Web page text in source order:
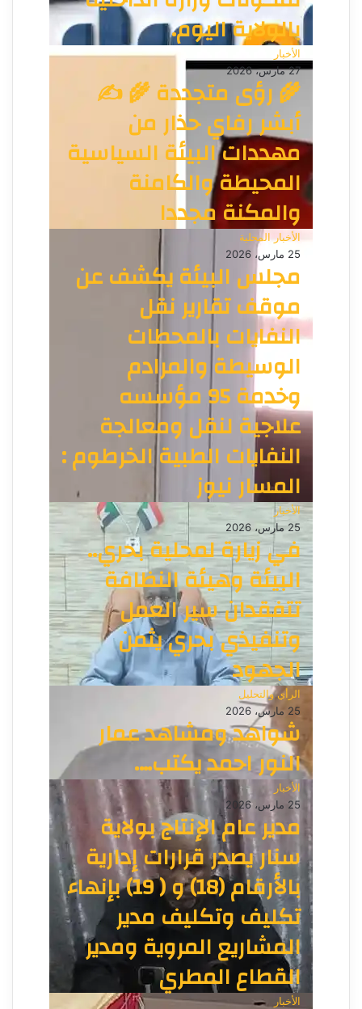
بالولاية اليوم.
الأخبار
27 مارس، 2026
🌾 رؤى متجددة 🌾 ✍️
أبشر رفاي حذار من
مهددات البيئة السياسية
المحيطة والكامنة
والمكنة مجددا
الأخبار المحلية
25 مارس، 2026
مجلس البيئة يكشف عن
موقف تقارير نقل
النفايات بالمحطات
الوسيطة والمرادم
وخدمة 95 مؤسسه
علاجية لنقل ومعالجة
النفايات الطبية الخرطوم :
المسار نيوز
الأخبار
25 مارس، 2026
في زيارة لمحلية بحري..
البيئة وهيئة النظافة
تتفقدان سير العمل
وتنفيذي بحري يثمن
الجهود
الرأي والتحليل
25 مارس، 2026
شواهد ومشاهد عمار
النور احمد يكتب….
الأخبار
25 مارس، 2026
مدير عام الإنتاج بولاية
سنار يصدر قرارات إدارية
بالأرقام (18) و ( 19) بإنهاء
تكليف وتكليف مدير
المشاريع المروية ومدير
القطاع المطري
الأخبار